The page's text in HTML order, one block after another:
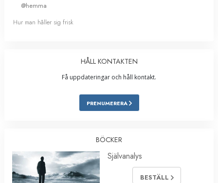
@hemma
Hur man håller sig frisk
HÅLL KONTAKTEN
Få uppdateringar och håll kontakt.
PRENUMERERA
BÖCKER
Självanalys
BESTÄLL